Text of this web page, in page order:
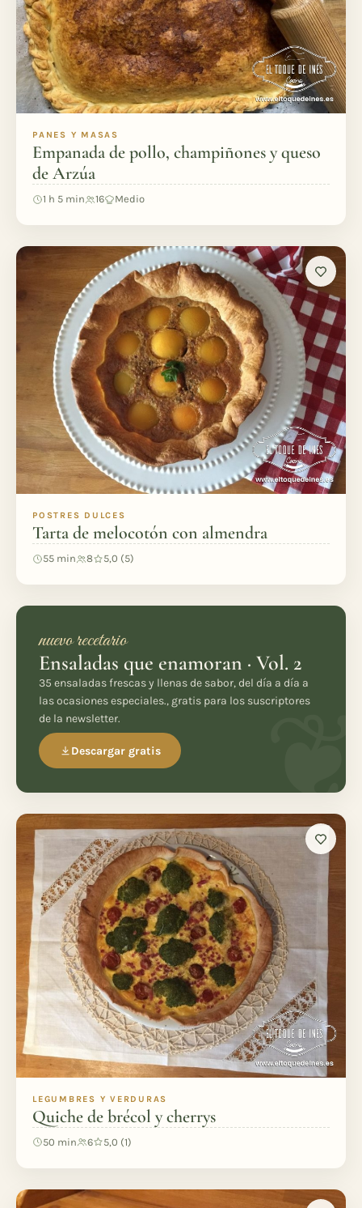
PANES Y MASAS
Empanada de pollo, champiñones y queso
de Arzúa
1 h 5 min 16 Medio
POSTRES DULCES
Tarta de melocotón con almendra
55 min 8 5,0 (5)
nuevo recetario
Ensaladas que enamoran · Vol. 2
35 ensaladas frescas y llenas de sabor, del día a día a
las ocasiones especiales., gratis para los suscriptores
de la newsletter.
Descargar gratis
LEGUMBRES Y VERDURAS
Quiche de brécol y cherrys
50 min 6 5,0 (1)